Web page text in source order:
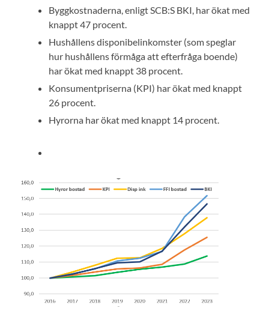
Byggkostnaderna, enligt SCB:S BKI, har ökat med
knappt 47 procent.
Hushållens disponibelinkomster (som speglar
hur hushållens förmåga att efterfråga boende)
har ökat med knappt 38 procent.
Konsumentpriserna (KPI) har ökat med knappt
26 procent.
Hyrorna har ökat med knappt 14 procent.